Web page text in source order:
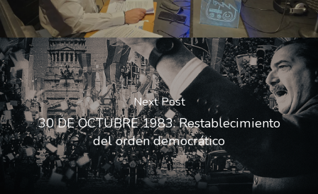
Next Post
30 DE OCTUBRE 1983. Restablecimiento
del orden democrático